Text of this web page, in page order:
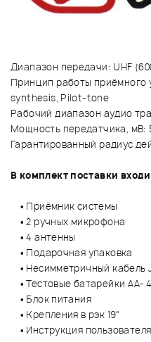
Диапазон передачи: UHF
Принцип работы приёмного
synthesis, Pilot-tone
Рабочий диапазон аудио
Мощность передатчика, мВ:
Гарантированный радиус
В комплект поставки
• Приёмник системы
• 2 ручных микрофона
• 4 антенны
• Подарочная упаковка
• Несимметричный кабель
• Тестовые батарейки АА-
• Блок питания
• Крепления в рэк 19"
• Инструкция пользователя